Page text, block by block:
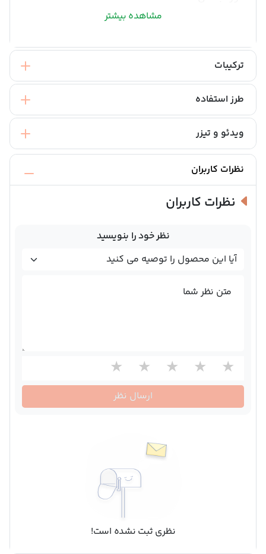
مشاهده بیشتر
ترکیبات
طرز استفاده
ویدئو و تیزر
نظرات کاربران
نظرات کاربران
نظر خود را بنویسید
متن نظر شما
ارسال نظر
نظری ثبت نشده است!